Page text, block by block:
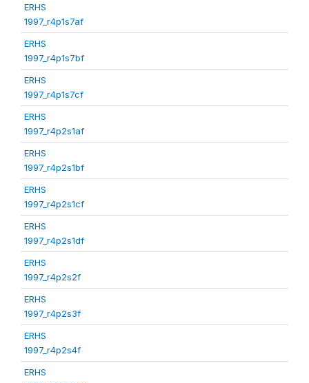
ERHS
1997_r4p1s7af
ERHS
1997_r4p1s7bf
ERHS
1997_r4p1s7cf
ERHS
1997_r4p2s1af
ERHS
1997_r4p2s1bf
ERHS
1997_r4p2s1cf
ERHS
1997_r4p2s1df
ERHS
1997_r4p2s2f
ERHS
1997_r4p2s3f
ERHS
1997_r4p2s4f
ERHS